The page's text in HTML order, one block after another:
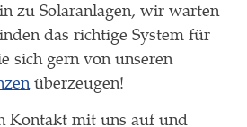
zu Solaranlagen, wir warten
das richtige System für
sich gern von unseren
überzeugen!
Kontakt mit uns auf und